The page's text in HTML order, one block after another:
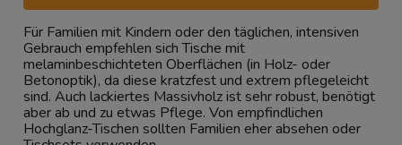
Für Familien mit Kindern oder den täglichen, intensiven
Gebrauch empfehlen sich Tische mit
melaminbeschichteten Oberflächen (in Holz- oder
Betonoptik), da diese kratzfest und extrem pflegeleicht
sind. Auch lackiertes Massivholz ist sehr robust, benötigt
aber ab und zu etwas Pflege. Von empfindlichen
Hochglanz-Tischen sollten Familien eher absehen oder